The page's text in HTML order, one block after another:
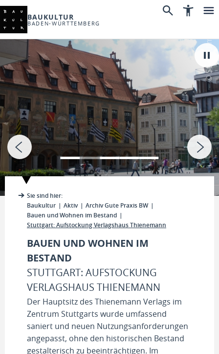
BAUKULTUR
BADEN-WÜRTTEMBERG
© Stadt Ulm
Sie sind hier:
Baukultur
Aktiv
Archiv Gute Praxis BW
Bauen und Wohnen im Bestand
Stuttgart: Aufstockung Verlagshaus Thienemann
BAUEN UND WOHNEN IM
BESTAND
STUTTGART: AUFSTOCKUNG
VERLAGSHAUS THIENEMANN
Der Hauptsitz des Thienemann Verlags im
Zentrum Stuttgarts wurde umfassend
saniert und neuen Nutzungsanforderungen
angepasst, ohne den historischen Bestand
gestalterisch zu beeinträchtigen. Im